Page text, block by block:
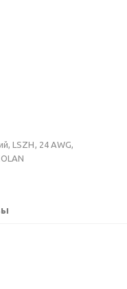
LSZH, 24 AWG,